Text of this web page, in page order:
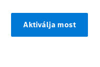
platóval
Aktiválja most